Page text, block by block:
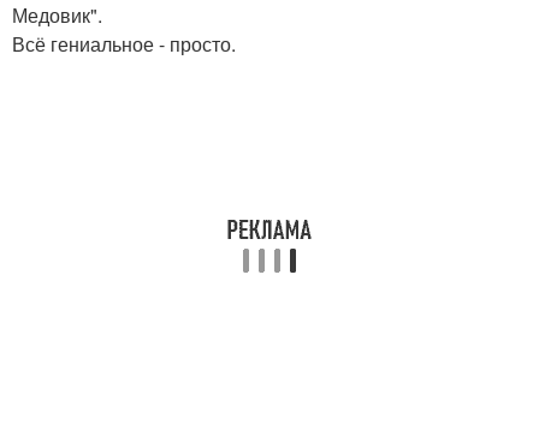
Медовик".
Всё гениальное - просто.